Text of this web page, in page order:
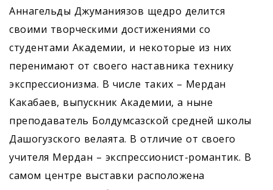
Аннагельды Джуманиязов щедро делится
своими творческими достижениями со
студентами Академии, и некоторые из них
перенимают от своего наставника технику
экспрессионизма. В числе таких – Мердан
Какабаев, выпускник Академии, а ныне
преподаватель Болдумсазской средней школы
Дашогузского велаята. В отличие от своего
учителя Мердан – экспрессионист-романтик. В
самом центре выставки расположена